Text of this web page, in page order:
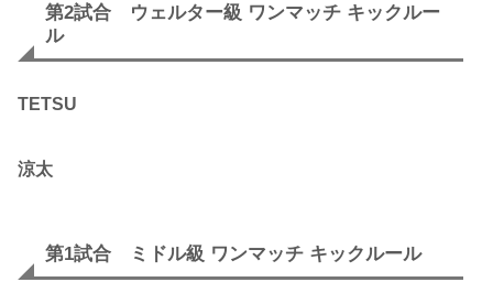
第2試合 ウェルター級 ワンマッチ キックルー
ル
TETSU
涼太
第1試合 ミドル級 ワンマッチ キックルール